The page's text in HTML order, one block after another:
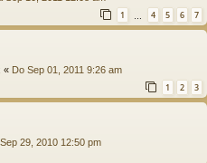
1 … 4 5 6 7
« Do Sep 01, 2011 9:26 am
1 2 3
29, 2010 12:50 pm